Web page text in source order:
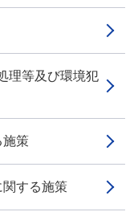
理等及び環境犯
策
する施策